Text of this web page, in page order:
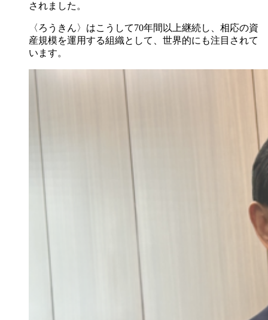
されました。
〈ろうきん〉はこうして70年間以上継続し、相応の資
産規模を運用する組織として、世界的にも注目されて
います。